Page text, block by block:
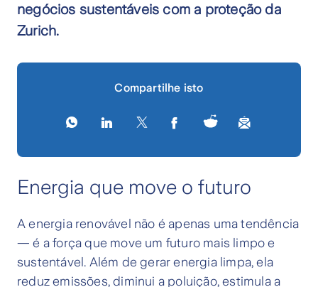
negócios sustentáveis com a proteção da
Zurich.
Compartilhe isto
Energia que move o futuro
A energia renovável não é apenas uma tendência
— é a força que move um futuro mais limpo e
sustentável. Além de gerar energia limpa, ela
reduz emissões, diminui a poluição, estimula a